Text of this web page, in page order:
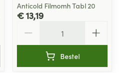
Anticold Filmomh Tabl 20
€ 13,19
Bestel